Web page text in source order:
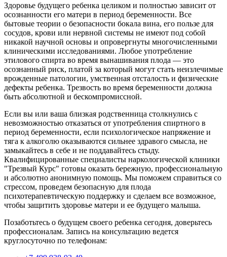
Здоровье будущего ребенка целиком и полностью зависит от
осознанности его матери в период беременности. Все
бытовые теории о безопасности бокала вина, его пользе для
сосудов, крови или нервной системы не имеют под собой
никакой научной основы и опровергнуты многочисленными
клиническими исследованиями. Любое употребление
этилового спирта во время вынашивания плода — это
осознанный риск, платой за который могут стать неизлечимые
врожденные патологии, умственная отсталость и физические
дефекты ребенка. Трезвость во время беременности должна
быть абсолютной и бескомпромиссной.
Если вы или ваша близкая родственница столкнулись с
невозможностью отказаться от употребления спиртного в
период беременности, если психологическое напряжение и
тяга к алкоголю оказываются сильнее здравого смысла, не
замыкайтесь в себе и не поддавайтесь стыду.
Квалифицированные специалисты наркологической клиники
"Трезвый Курс" готовы оказать бережную, профессиональную
и абсолютно анонимную помощь. Мы поможем справиться со
стрессом, проведем безопасную для плода
психотерапевтическую поддержку и сделаем все возможное,
чтобы защитить здоровье матери и ее будущего малыша.
Позаботьтесь о будущем своего ребенка сегодня, доверьтесь
профессионалам. Запись на консультацию ведется
круглосуточно по телефонам: